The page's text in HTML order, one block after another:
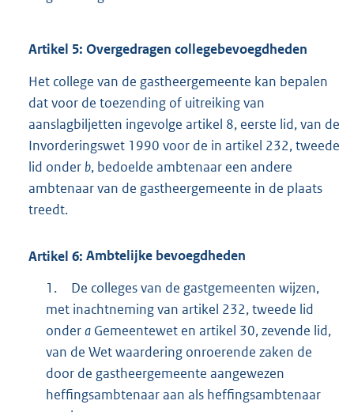
Artikel 5: Overgedragen collegebevoegdheden
Het college van de gastheergemeente kan bepalen
dat voor de toezending of uitreiking van
aanslagbiljetten ingevolge artikel 8, eerste lid, van de
Invorderingswet 1990 voor de in artikel 232, tweede
lid onderb, bedoelde ambtenaar een andere
ambtenaar van de gastheergemeente in de plaats
treedt.
Artikel 6: Ambtelijke bevoegdheden
1.
De colleges van de gastgemeenten wijzen,
met inachtneming van artikel 232, tweede lid
onderaGemeentewet en artikel 30, zevende lid,
van de Wet waardering onroerende zaken de
door de gastheergemeente aangewezen
heffingsambtenaar aan als heffingsambtenaar